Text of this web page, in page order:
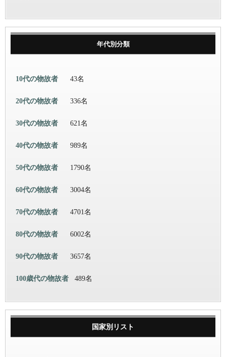
年代別分類
10代の物故者 43名
20代の物故者 336名
30代の物故者 621名
40代の物故者 989名
50代の物故者 1790名
60代の物故者 3004名
70代の物故者 4701名
80代の物故者 6002名
90代の物故者 3657名
100歳代の物故者 489名
国家別リスト